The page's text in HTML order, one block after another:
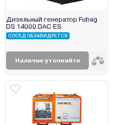
Villartec
Watt
Weima
Wolf
XO
Zongshen
Zonsen
Дизельный генератор Fubag
DS 14000 DAC ES
СОСЕД ОБЗАВИДУЕТСЯ
Наличие уточняйте